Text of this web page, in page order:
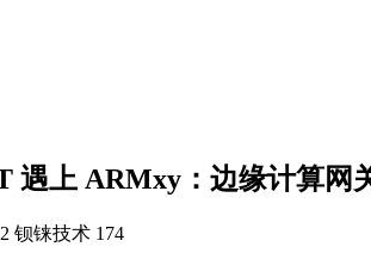
遇上 ARMxy：边缘计算网
钡铼技术 174